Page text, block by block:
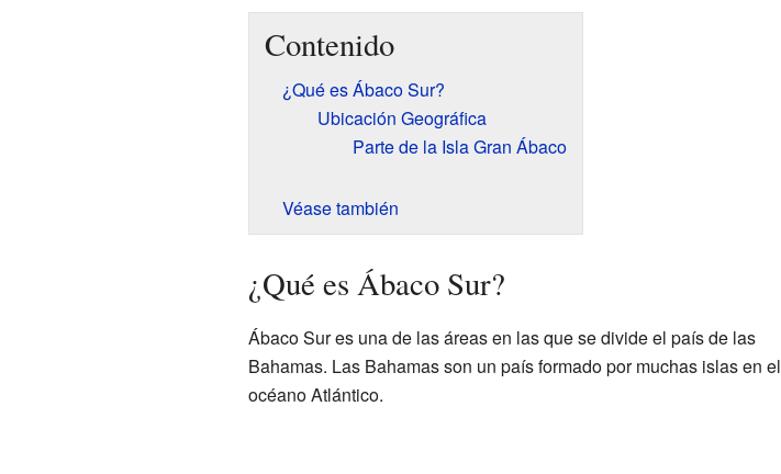
Contenido
¿Qué es Ábaco Sur?
Ubicación Geográfica
Parte de la Isla Gran Ábaco
Véase también
¿Qué es Ábaco Sur?
Ábaco Sur es una de las áreas en las que se divide el país de las
Bahamas. Las Bahamas son un país formado por muchas islas en el
océano Atlántico.